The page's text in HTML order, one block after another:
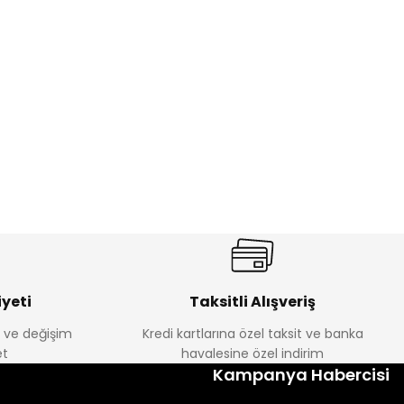
Tayt Koren Kız Çocuk ve Bebek Tayt
ve değişim
Taksitli Alışveriş
Kredi kartlarına özel taksit ve banka
havalesine özel indirim
Kampanya Habercisi